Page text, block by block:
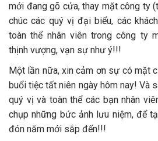
mới đang gõ cửa, thay mặt công ty
chúc các quý vị đại biểu, các
toàn thể nhân viên trong công ty
thịnh vượng, vạn sự như ý!!!
Một lần nữa, xin cảm ơn sự có mặt
buổi tiệc tất niên ngày hôm nay! Và
quý vị và toàn thể các bạn nhân
chụp những bức ảnh lưu niệm, để
đón năm mới sắp đến!!!